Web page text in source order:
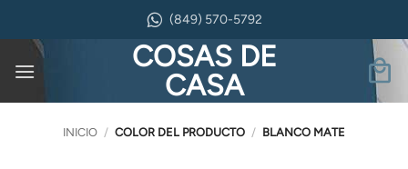
contenido
(849) 570-5792
COSAS DE
CASA
INICIO / COLOR DEL PRODUCTO / BLANCO MATE